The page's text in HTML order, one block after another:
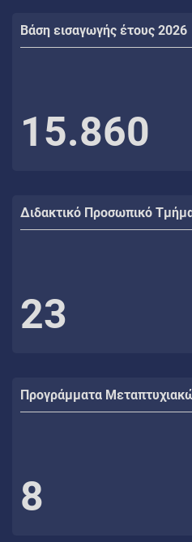
Βάση εισαγωγής έτους 2026
15.860
Διδακτικό Προσωπικό
23
Προγράμματα
8